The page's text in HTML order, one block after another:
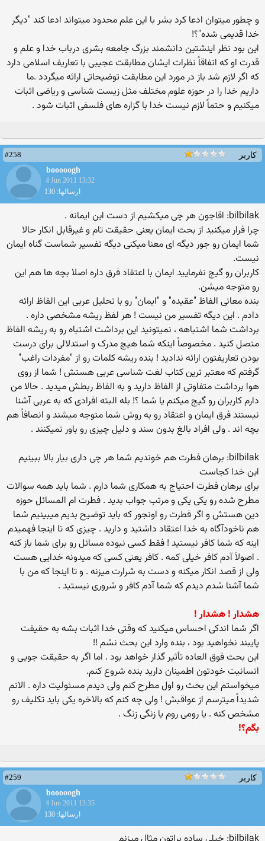
و چطور میتوان ادعا کرد بشر با این علم محدود میتواند ادعا کند "دیگر
خدا قدیمی شده"؟!
این بود نظر اینشتین دانشمند بزرگ جامعه بشری درباب خدا و علم و
قدرت او که اتفاقاً نظرات ایشان مطابقت عجیبی با تعاریف اسلامی دارد
که اگر لازم شد باز در مورد این مطابقت توضیحاتی ارائه میگردد .ما
داریم خدا را در حوزه علوم مختلف مثل زیست شناسی و ریاضی اثبات
میکنیم و حتماً لازم نیست خدا با گزاره های فلسفی اثبات شود .
کاربر
#258
booooogh
4 Jun 2011 13:32
ارسالها: 130
bilbilak: اقاجون هر چی میكشیم از دست این ایمانه .
چرا فرار میكنید از بحث ایمان یعنی حقیقت تام و غیرقابل انكار حالا
شما ایمان رو جور دیگه ای معنا میكنی دیگه تفسیر شماست گناه ایمان
نیست.
كاربران رو گیج نفرمایید ایمان با اعتقاد فرق داره اصلا بچه ها هم این
رو متوجه میشن.
بنده معانی الفاظ "عقیده" و "ایمان" رو با تحلیل عربی این الفاظ ارائه
دادم . این دیگه تفسیر من نیست ! هر لفظ ریشه مشخصی داره .
برداشت شما اشتباهه ، نمیتونید این برداشت اشتباه رو به ریشه الفاظ
متصل کنید . مخصوصاً اینکه شما هیچ مدرک و استدلالی برای درست
بودن تعاریفتون ارائه ندادید ! بنده ریشه کلمات رو از "مفردات راغب"
گرفتم که معتبر ترین کتاب لغت شناسی عربی هستش ! شما از روی
هوا برداشت متفاوتی از الفاظ دارید و به الفاظ ربطش میدید . حالا من
دارم کاربران رو گیج میکنم یا شما ؟! بله البته افرادی که به عربی آشنا
نیستند فرق ایمان و اعتقاد رو به روش شما متوجه میشند و انصافاً هم
بچه اند . ولی افراد بالغ بدون سند و دلیل چیزی رو باور نمیکنند .
bilbilak: برهان فطرت هم خوندیم شما هر چی داری بیار بالا ببینیم
این خدا كجاست
برای برهان فطرت احتیاج به همکاری شما دارم . شما باید همه سوالات
مطرح شده رو یكی یكی و مرتب جواب بدید . فطرت ام المسائل حوزه
دین هستش و اگر فطرت رو اونجور كه باید توضیح بدیم میبینیم شما
هم ناخودآگاه به خدا اعتقاد داشتید و دارید . چیزی كه تا اینجا فهمیدم
اینه كه شما كافر نیستید ! فقط كسی نبوده مسائل رو برای شما باز كنه
. اصولاَ آدم كافر خیلی كمه . كافر یعنی كسی كه میدونه خدایی هست
ولی از قصد انكار میكنه و دست به شرارت میزنه . و تا اینجا كه من با
شما آشنا شدم دیدم كه شما آدم كافر و شروری نیستید .
هشدار ! هشدار !
اگر شما اندكی احساس میكنید كه وقتی خدا اثبات بشه به حقیقت
پایبند نخواهید بود ، بنده وارد این بحث نشم !!
این بحث فوق العاده تأثیر گذار خواهد بود . اما اگر به حقیقت جویی و
انسانیت خودتون اطمینان دارید بنده شروع کنم.
میخواستم این بحث رو اول مطرح کنم ولی دیدم مسئولیت داره . الانم
شدیداً میترسم از عواقبش ! ولی چه کنم که بالاخره یکی باید تکلیف رو
مشخص کنه . یا رومی روم یا زنگی زنگ .
بگم؟!
کاربر
#259
booooogh
4 Jun 2011 13:35
ارسالها: 130